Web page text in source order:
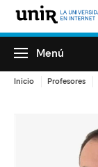
Menú
Inicio Profesores